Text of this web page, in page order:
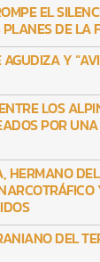
EL
DE LA
AGUDIZA Y
LOS
POR
HERMANO
DEL